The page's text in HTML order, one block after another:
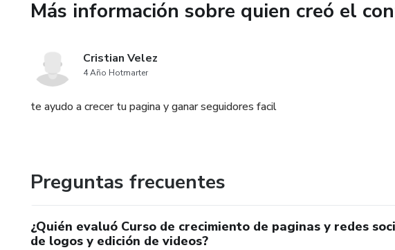
Más información sobre quien creó el
Cristian Velez
4 Año Hotmarter
te ayudo a crecer tu pagina y ganar seguidores facil
Preguntas frecuentes
¿Quién evaluó Curso de crecimiento de paginas y redes
de logos y edición de videos?